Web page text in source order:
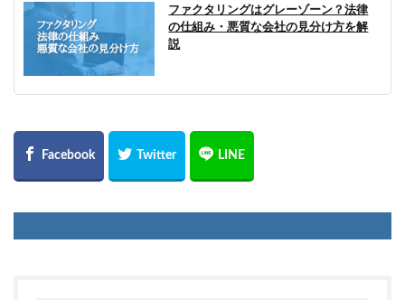
ファクタリングはグレーゾーン？法律
の仕組み・悪質な会社の見分け方を解
説